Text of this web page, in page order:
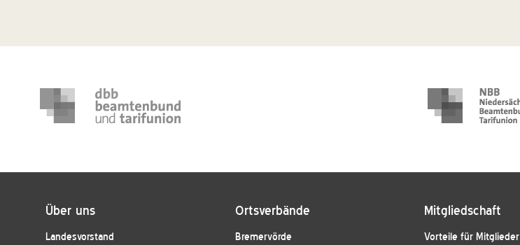
Über uns
Landesvorstand
Ortsverbände
Bremervörde
Mitgliedschaft
Vorteile für Mitglieder